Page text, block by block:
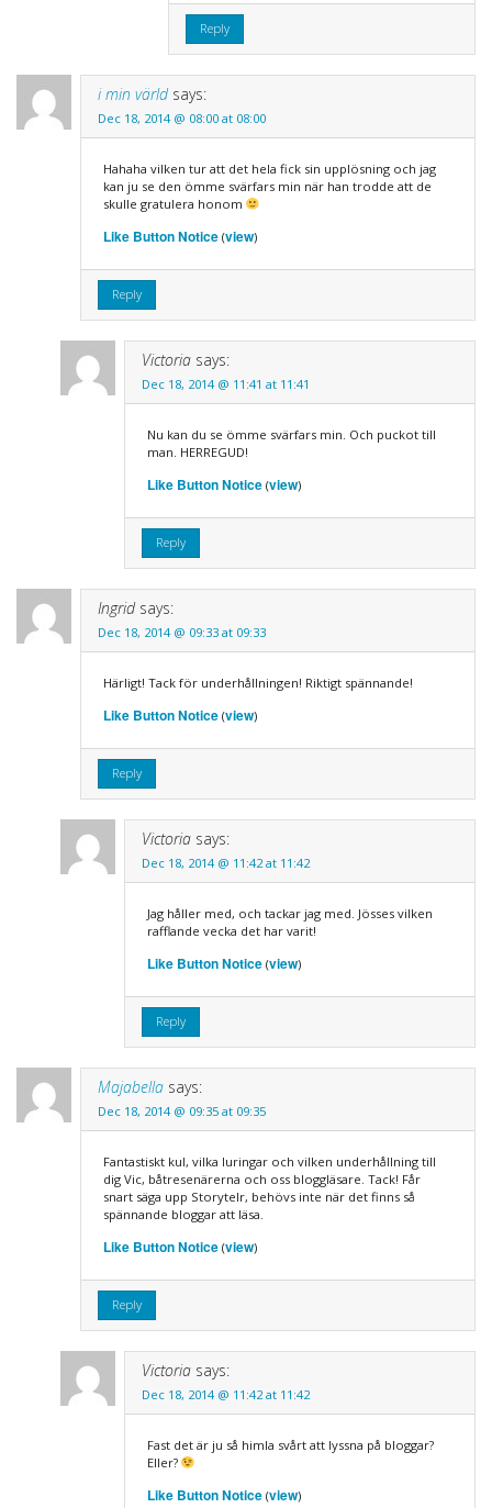
Reply
i min värld says:
Dec 18, 2014 @ 08:00 at 08:00
Hahaha vilken tur att det hela fick sin upplösning och jag
kan ju se den ömme svärfars min när han trodde att de
skulle gratulera honom
Like Button Notice(view)
Reply
Victoria says:
Dec 18, 2014 @ 11:41 at 11:41
Nu kan du se ömme svärfars min. Och puckot till
man. HERREGUD!
Like Button Notice(view)
Reply
Ingrid says:
Dec 18, 2014 @ 09:33 at 09:33
Härligt! Tack för underhållningen! Riktigt spännande!
Like Button Notice(view)
Reply
Victoria says:
Dec 18, 2014 @ 11:42 at 11:42
Jag håller med, och tackar jag med. Jösses vilken
rafflande vecka det har varit!
Like Button Notice(view)
Reply
Majabella says:
Dec 18, 2014 @ 09:35 at 09:35
Fantastiskt kul, vilka luringar och vilken underhållning till
dig Vic, båtresenärerna och oss bloggläsare. Tack! Får
snart säga upp Storytelr, behövs inte när det finns så
spännande bloggar att läsa.
Like Button Notice(view)
Reply
Victoria says:
Dec 18, 2014 @ 11:42 at 11:42
Fast det är ju så himla svårt att lyssna på bloggar?
Eller?
Like Button Notice(view)